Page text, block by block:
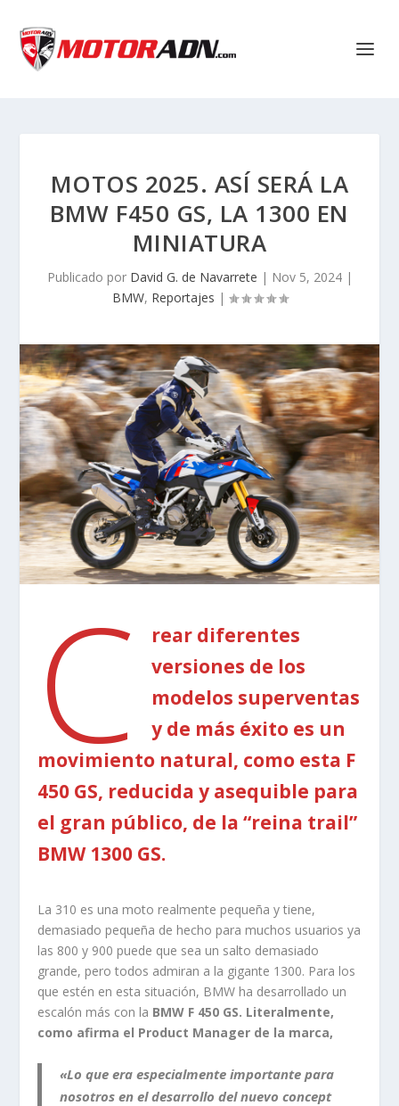
MOTOS 2025. ASÍ SERÁ LA
BMW F450 GS, LA 1300 EN
MINIATURA
Publicado por David G. de Navarrete | Nov 5, 2024|
BMW, Reportajes |
C
rear diferentes
versiones de los
modelos superventas
y de más éxito es un
movimiento natural, como esta F
450 GS, reducida y asequible para
el gran público, de la “reina trail”
BMW 1300 GS.
La 310 es una moto realmente pequeña y tiene,
demasiado pequeña de hecho para muchos usuarios ya
las 800 y 900 puede que sea un salto demasiado
grande, pero todos admiran a la gigante 1300. Para los
que estén en esta situación, BMW ha desarrollado un
escalón más con la BMW F 450 GS. Literalmente,
como afirma el Product Manager de la marca,
«Lo que era especialmente importante para
nosotros en el desarrollo del nuevo concept